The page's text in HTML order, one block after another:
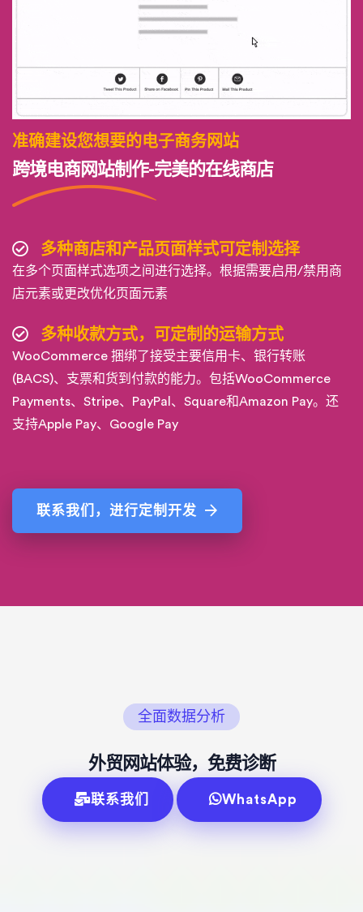
准确建设您想要的电子商务网站
跨境电商网站制作-完美的在线商店
多种商店和产品页面样式可定制选择
在多个页面样式选项之间进行选择。根据需要启用/禁用商
店元素或更改优化页面元素
多种收款方式，可定制的运输方式
WooCommerce 捆绑了接受主要信用卡、银行转账
(BACS)、支票和货到付款的能力。包括WooCommerce
Payments、Stripe、PayPal、Square和Amazon Pay。还
支持Apple Pay、Google Pay
联系我们，进行定制开发
全面数据分析
外贸网站体验，免费诊断
联系我们 WhatsApp